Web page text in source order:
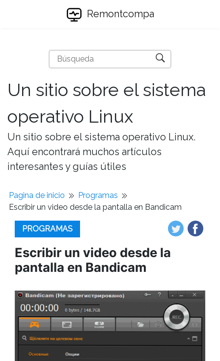
Remontcompa
Un sitio sobre el sistema
operativo Linux
Un sitio sobre el sistema operativo Linux.
Aquí encontrará muchos artículos
interesantes y guías útiles
Pagina de inicio
Programas
Escribir un video desde la pantalla en Bandicam
PROGRAMAS
Escribir un video desde la
pantalla en Bandicam